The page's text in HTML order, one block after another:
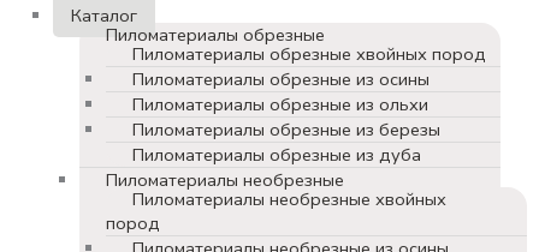
Каталог
Пиломатериалы обрезные
Пиломатериалы обрезные хвойных пород
Пиломатериалы обрезные из осины
Пиломатериалы обрезные из ольхи
Пиломатериалы обрезные из березы
Пиломатериалы обрезные из дуба
Пиломатериалы необрезные
Пиломатериалы необрезные хвойных
пород